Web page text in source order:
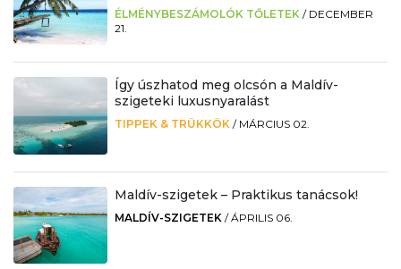
ÉLMÉNYBESZÁMOLÓK TŐLETEK / DECEMBER
21.
Így úszhatod meg olcsón a Maldív-
szigeteki luxusnyaralást
TIPPEK & TRÜKKÖK / MÁRCIUS 02.
Maldív-szigetek – Praktikus tanácsok!
MALDÍV-SZIGETEK /ÁPRILIS 06.